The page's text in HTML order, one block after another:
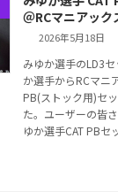
＠RCマニアック
2026年5月18日
みゆか選手のLD3
か選手からRCマニ
PB(ストック用)セ
た。ユーザーの皆
ゆか選手CAT PB